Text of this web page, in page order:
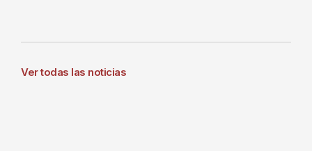
Ver todas las noticias